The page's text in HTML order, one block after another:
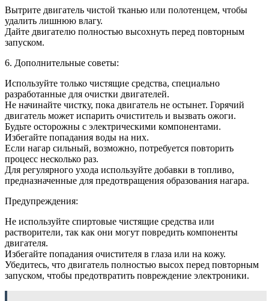
Вытрите двигатель чистой тканью или полотенцем, чтобы
удалить лишнюю влагу.
Дайте двигателю полностью высохнуть перед повторным
запуском.
6. Дополнительные советы:
Используйте только чистящие средства, специально
разработанные для очистки двигателей.
Не начинайте чистку, пока двигатель не остынет. Горячий
двигатель может испарить очиститель и вызвать ожоги.
Будьте осторожны с электрическими компонентами.
Избегайте попадания воды на них.
Если нагар сильный, возможно, потребуется повторить
процесс несколько раз.
Для регулярного ухода используйте добавки в топливо,
предназначенные для предотвращения образования нагара.
Предупреждения:
Не используйте спиртовые чистящие средства или
растворители, так как они могут повредить компоненты
двигателя.
Избегайте попадания очистителя в глаза или на кожу.
Убедитесь, что двигатель полностью высох перед повторным
запуском, чтобы предотвратить повреждение электроники.